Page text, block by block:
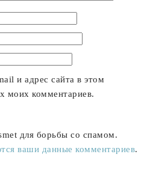
и адрес сайта в этом
моих комментариев.
для борьбы со спамом.
ваши данные комментариев.